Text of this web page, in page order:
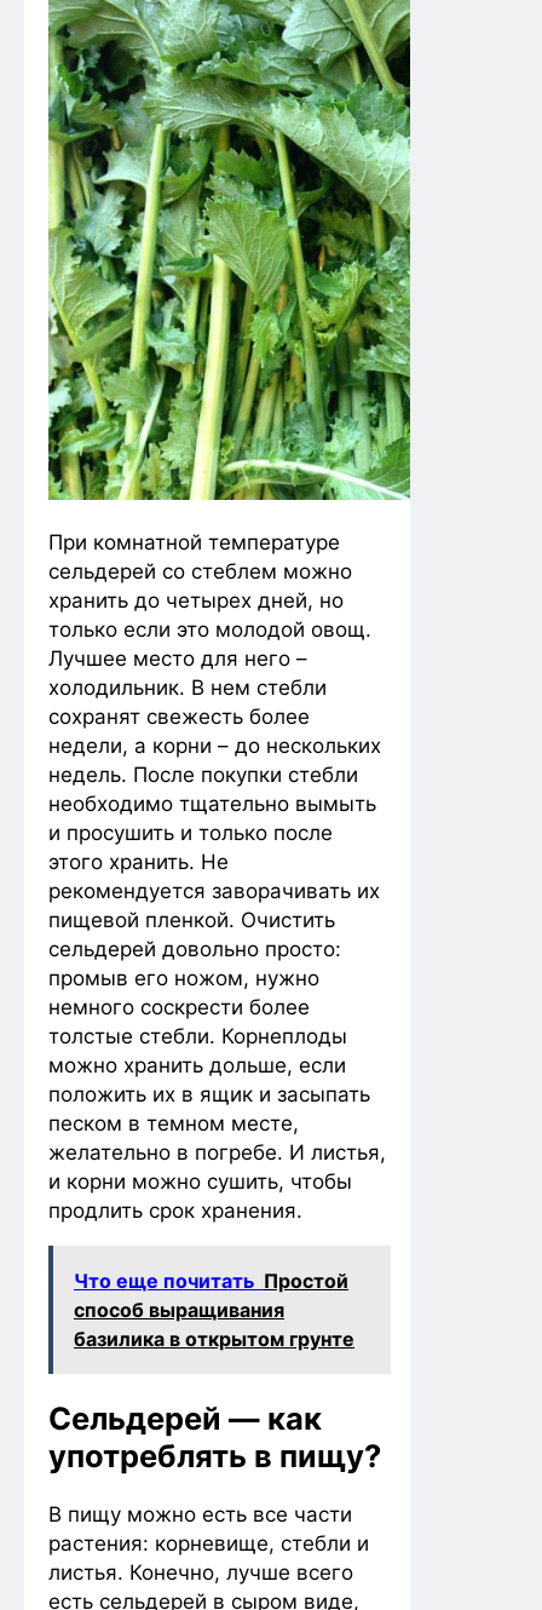
При комнатной температуре
сельдерей со стеблем можно
хранить до четырех дней, но
только если это молодой овощ.
Лучшее место для него –
холодильник. В нем стебли
сохранят свежесть более
недели, а корни – до нескольких
недель. После покупки стебли
необходимо тщательно вымыть
и просушить и только после
этого хранить. Не
рекомендуется заворачивать их
пищевой пленкой. Очистить
сельдерей довольно просто:
промыв его ножом, нужно
немного соскрести более
толстые стебли. Корнеплоды
можно хранить дольше, если
положить их в ящик и засыпать
песком в темном месте,
желательно в погребе. И листья,
и корни можно сушить, чтобы
продлить срок хранения.
Что еще почитать Простой
способ выращивания
базилика в открытом грунте
Сельдерей — как
употреблять в пищу?
В пищу можно есть все части
растения: корневище, стебли и
листья. Конечно, лучше всего
есть сельдерей в сыром виде,